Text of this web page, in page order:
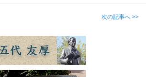
次の記事へ >>